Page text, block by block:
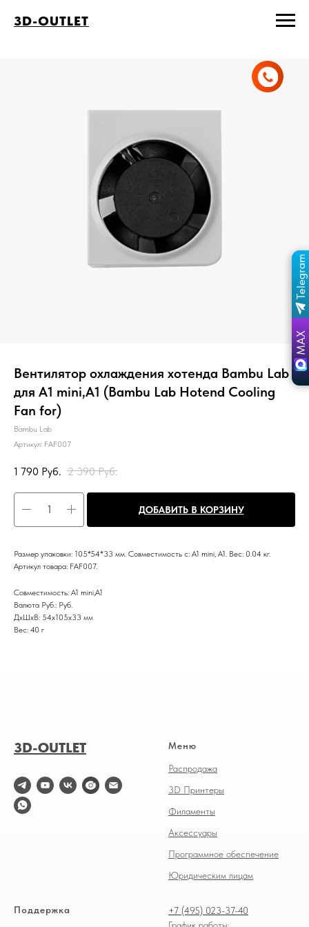
3D-OUTLET
Telegram
Вентилятор охлаждения хотенда Bambu Lab
для A1 mini,A1 (Bambu Lab Hotend Cooling
Fan for)
Bambu Lab
Артикул: FAF007
1 790 Руб. 2 390 Руб.
ДОБАВИТЬ В КОРЗИНУ
Размер упаковки: 105*54*33 мм. Совместимость с: A1 mini, A1. Вес: 0.04 кг.
Артикул товара: FAF007.
Совместимость: A1 mini,A1
Валюта Руб.: Руб.
ДxШxВ: 54x105x33 мм
Вес: 40 г
3D-OUTLET Меню
Распродажа
3D Принтеры
Филаменты
Аксессуары
Программное обеспечение
Юридическим лицам
Поддержка
+7 (495) 023-37-40